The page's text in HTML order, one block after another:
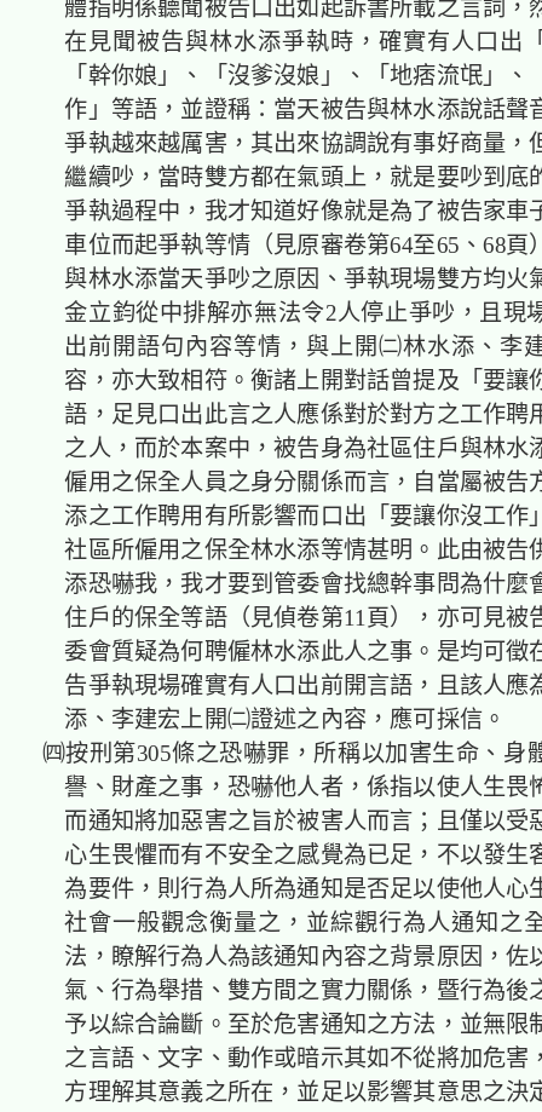
體指明係聽聞被告口出如起訴書所載之言詞，
在見聞被告與林水添爭執時，確實有人口出
「幹你娘」、「沒爹沒娘」、「地痞流氓」、
作」等語，並證稱：當天被告與林水添說話聲
爭執越來越厲害，其出來協調說有事好商量，
繼續吵，當時雙方都在氣頭上，就是要吵到底
爭執過程中，我才知道好像就是為了被告家車
車位而起爭執等情（見原審卷第64至65、68頁
與林水添當天爭吵之原因、爭執現場雙方均火
金立鈞從中排解亦無法令2人停止爭吵，且現
出前開語句內容等情，與上開㈡林水添、李
容，亦大致相符。衡諸上開對話曾提及「要讓
語，足見口出此言之人應係對於對方之工作聘
之人，而於本案中，被告身為社區住戶與林水
僱用之保全人員之身分關係而言，自當屬被告
添之工作聘用有所影響而口出「要讓你沒工作
社區所僱用之保全林水添等情甚明。此由被告
添恐嚇我，我才要到管委會找總幹事問為什麼
住戶的保全等語（見偵卷第11頁），亦可見被
委會質疑為何聘僱林水添此人之事。是均可徵
告爭執現場確實有人口出前開言語，且該人應
添、李建宏上開㈡證述之內容，應可採信。
㈣按刑第305條之恐嚇罪，所稱以加害生命、身
譽、財產之事，恐嚇他人者，係指以使人生畏
而通知將加惡害之旨於被害人而言；且僅以受
心生畏懼而有不安全之感覺為已足，不以發生
為要件，則行為人所為通知是否足以使他人心
社會一般觀念衡量之，並綜觀行為人通知之
法，瞭解行為人為該通知內容之背景原因，佐
氣、行為舉措、雙方間之實力關係，暨行為後
予以綜合論斷。至於危害通知之方法，並無限
之言語、文字、動作或暗示其如不從將加危害
方理解其意義之所在，並足以影響其意思之決